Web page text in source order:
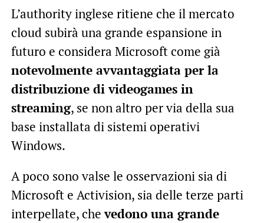
L’authority inglese ritiene che il mercato
cloud subirà una grande espansione in
futuro e considera Microsoft come già
notevolmente avvantaggiata per la
distribuzione di videogames in
streaming, se non altro per via della sua
base installata di sistemi operativi
Windows.
A poco sono valse le osservazioni sia di
Microsoft e Activision, sia delle terze parti
interpellate, chevedono una grande